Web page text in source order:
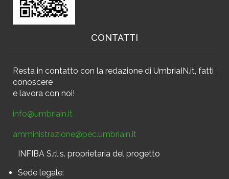
CONTATTI
Resta in contatto con la redazione di UmbriaIN.it, fatti
conoscere
e lavora con noi!
info@umbriain.it
amministrazione@pec.umbriain.it
INFIBA S.r.l.s. proprietaria del progetto
Sede legale: